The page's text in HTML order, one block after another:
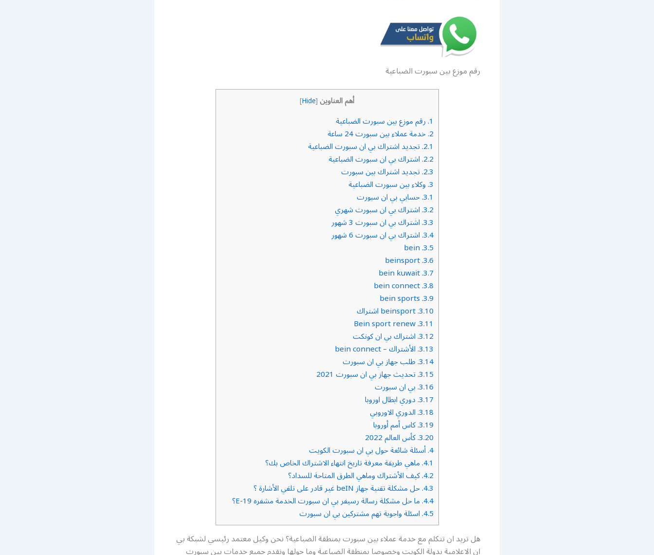
رقم موزع بين سبورت الضباعية
أهم العناوين [
Hide
]
1. رقم موزع بين سبورت الضباعية
2. خدمة عملاء بين سبورت 24 ساعة
2.1. تجديد اشتراك بي ان سبورت الضباعية
2.2. اشتراك بي ان سبورت الضباعية
2.3. تجديد اشتراك بين سبورت
3. وكلاء بين سبورت الضباعية
3.1. حسابي بي ان سبورت
3.2. اشتراك بي ان سبورت شهري
3.3. اشتراك بي ان سبورت 3 شهور
3.4. اشتراك بي ان سبورت 6 شهور
3.5.
bein
3.6.
beinsport
3.7.
bein kuwait
3.8.
bein connect
3.9.
3.10. beinsport اشتراك
3.11.
Bein sport renew
3.12. اشتراك بي ان كونكت
3.13. الأشتراك – bein connect
3.14. طلب جهاز بي ان سبورت
3.15. تحديث جهاز بي ان سبورت 2021
3.16. بي ان سبورت
3.17. دوري ابطال اوروبا
3.18. الدوري الاوروبي
3.19. كاس أمم أوروبا
3.20. كأس العالم 2022
4. أسئلة شائعة حول بي ان سبورت الكويت
4.1. ماهي طريقة معرفة تاريخ انتهاء الاشتراك الخاص بك؟
4.2. كيف الأشتراك وماهي الطرق المتاحة للسداد؟
4.3. حل مشكلة تقنية جهاز beIN غير قادر على تلقي الأشارة ؟
4.4. ما حل مشكلة رسالة رسيفر بي ان سبورت الخدمة مشفره E-19؟
4.5. اسئلة واجوبة تهم مشتركين بي ان سبورت
هل تريد ان تتكلم مع خدمة عملاء بين سبورت بمنطقة الضباعية؟ نحن وكيل معتمد رئيسي لشبكة بي
ان الاعلامية بدولة الكويت وخصوصا بمنطقة الضباعية وما حولها ونقدم جميع خدمات بين سبورت